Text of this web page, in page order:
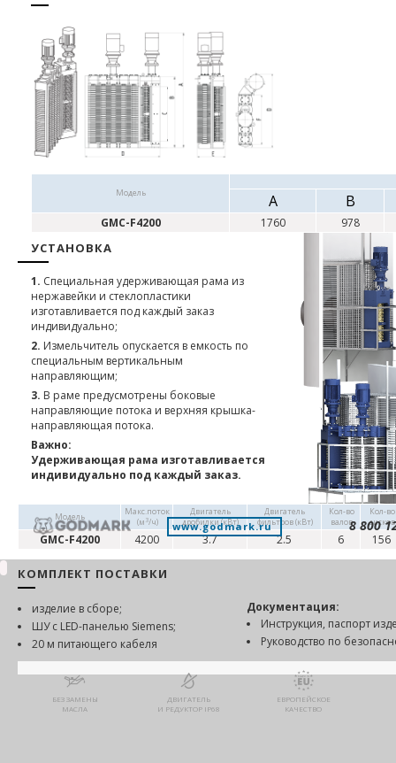
Модель А B
GMC-F4200 1760 978
УСТАНОВКА
1. Специальная удерживающая рама из
нержавейки и стеклопластики
изготавливается под каждый заказ
индивидуально;
2. Измельчитель опускается в емкость по
специальным вертикальным
направляющим;
3. В раме предусмотрены боковые
направляющие потока и верхняя крышка-
направляющая потока.
Важно:
Удерживающая рама изготавливается
индивидуально под каждый заказ.
Модель
Макс.поток
(м 3/ч)
Двигатель
дробилки (кВт)
Двигатель
фильтров (кВт)
Кол-во
валов
Кол-во
дисков
GMC-F4200 4200 3.7 2.5 6 156
КОМПЛЕКТ ПОСТАВКИ
изделие в сборе;
ШУ с LED-панелью Siemens;
20 м питающего кабеля
Документация:
Инструкция, паспорт
Руководство по
БЕЗ ЗАМЕНЫ
МАСЛА
ДВИГАТЕЛЬ
И РЕДУКТОР IP68
ЕВРОПЕЙСКОЕ
КАЧЕСТВО
www.godmark.ru 8 800